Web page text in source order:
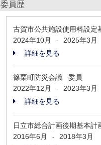
委員歴
古賀市公共施設使用料設
2024年10月
-
2025年3月
詳細を見る
篠栗町防災会議 委員
2022年12月
-
2023年3月
詳細を見る
日立市総合計画後期基本
2016年6月
-
2018年3月